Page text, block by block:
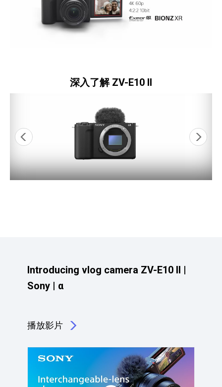
深入了解 ZV-E10 II
Introducing vlog camera ZV-E10 II |
Sony | α
播放影片
點擊播放：Introducing vlog camera ZV-E10 II | Sony | α